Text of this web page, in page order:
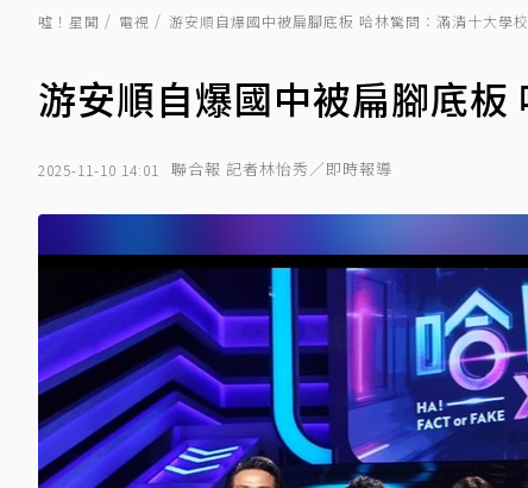
噓！星聞 電視 游安順自爆國中被扁腳底板 哈林驚問：滿清十大學校
游安順自爆國中被扁腳底板
2025-11-10 14:01 聯合報 記者林怡秀／即時報導